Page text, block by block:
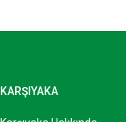
KARŞIYAKA